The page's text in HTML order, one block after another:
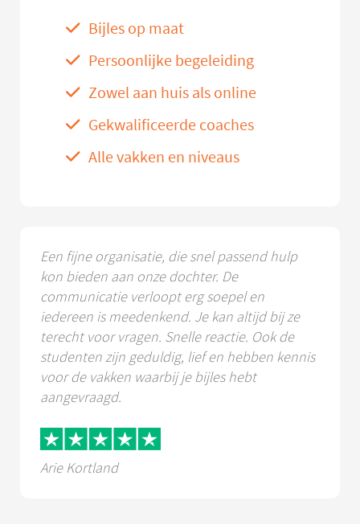
Bijles op maat
Persoonlijke begeleiding
Zowel aan huis als online
Gekwalificeerde coaches
Alle vakken en niveaus
Een fijne organisatie, die snel passend hulp
kon bieden aan onze dochter. De
communicatie verloopt erg soepel en
iedereen is meedenkend. Je kan altijd bij ze
terecht voor vragen. Snelle reactie. Ook de
studenten zijn geduldig, lief en hebben kennis
voor de vakken waarbij je bijles hebt
aangevraagd.
Arie Kortland